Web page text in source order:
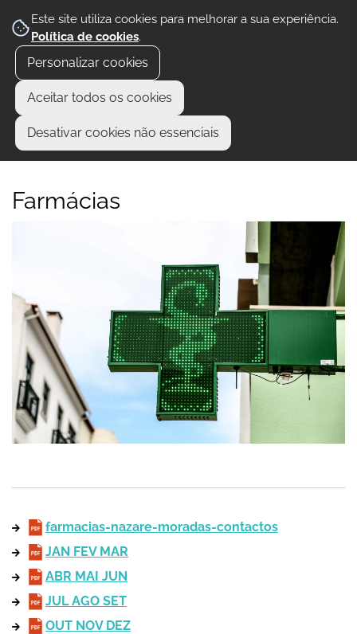
Este site utiliza cookies para melhorar a sua experiência.
Política de cookies.
Personalizar cookies
Aceitar todos os cookies
Desativar cookies não essenciais
Farmácias
farmacias-nazare-moradas-contactos
JAN FEV MAR
ABR MAI JUN
JUL AGO SET
OUT NOV DEZ